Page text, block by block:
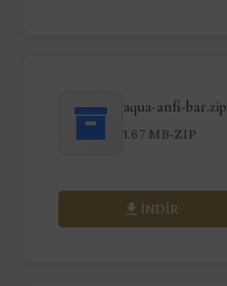
aqua-anfi-bar.zip
1.67 MB· ZIP
İNDIR